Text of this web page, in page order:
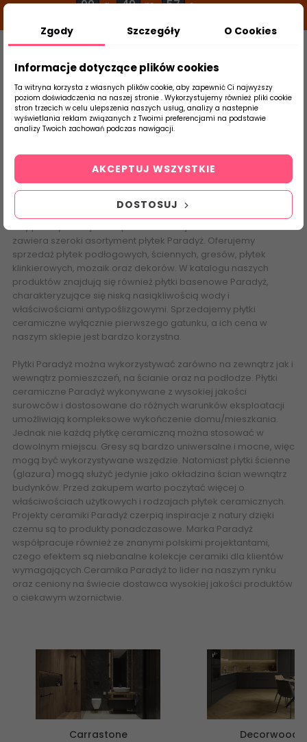
00 g 49 m 56 s
Szukaj
produktu
Strona Główna Salon / Taras Paradyż
Paradyż Classica
Producent płytekParadyżto jeden z liderów na rynku rodzimej
ceramiki, który świętował w 2019 roku 30-lecie działalności.
Przez wiele lat nieustannie rozwijał technologie produkcyjne,
zawiera szeroki asortyment płytek Paradyż. Oferujemy
sprzedaż płytek podłogowych, ściennych, gresów, płytek
klinkierowych, mozaik oraz dekorów. W katalogu naszych
produktów znajdują się również płytki basenowe Paradyż,
charakteryzujące się niską nasiąkliwością wody i
właściwościami antypoślizgowymi. Sprzedajemy płytki
ceramiczne wyłącznie pierwszego gatunku, a ich cena w
naszym sklepie jest bardzo korzystna.
Płytki Paradyż można wykorzystywać zarówno na zewnątrz jak i
wewnątrz pomieszczeń, na ścianie oraz na podłodze. Płytki
ceramiczne Paradyż wykonywane z wysokiej jakości
surowców i dostosowane do różnych warunków eksploatacji
umożliwiają kompleksowe wykończenie domu/mieszkania.
Jednak nie każdą płytkę ceramiczną można stosować w
dowolnym miejscu. Gresy są bardzo uniwersalne i mocne, więc
mogą być wykorzystywane wszędzie. Natomiast płytki ścienne
(glazura) mogą służyć jedynie jako okładzina ścian wewnątrz
budynków. Przed zakupem warto poczytać więcej o
właściwościach użytkowych i rodzajach płytek ceramicznych.
Projekty ceramiki Paradyż czerpią inspiracje z natury dzięki
czemu są to produkty ponadczasowe. Marka Paradyż
współpracuje również ze znanymi polskimi projektantami,
czego efektem są niebanalne kolekcje ceramiki dla klientów
wymagających.Ceramika Paradyż to lider na naszym rynku
oraz ceniony na świecie dostawca wysokiej jakości produktów
o ciekawym wzornictwie.
Carrastone Decorwood
Zgody Szczegóły O Cookies
Informacje dotyczące plików cookies
Ta witryna korzysta z własnych plików cookie, aby zapewnić Ci najwyższy
poziom doświadczenia na naszej stronie . Wykorzystujemy również pliki cookie
stron trzecich w celu ulepszenia naszych usług, analizy a nastepnie
wyświetlania reklam związanych z Twoimi preferencjami na podstawie
analizy Twoich zachowań podczas nawigacji.
DOSTOSUJ
AKCEPTUJ WSZYSTKIE